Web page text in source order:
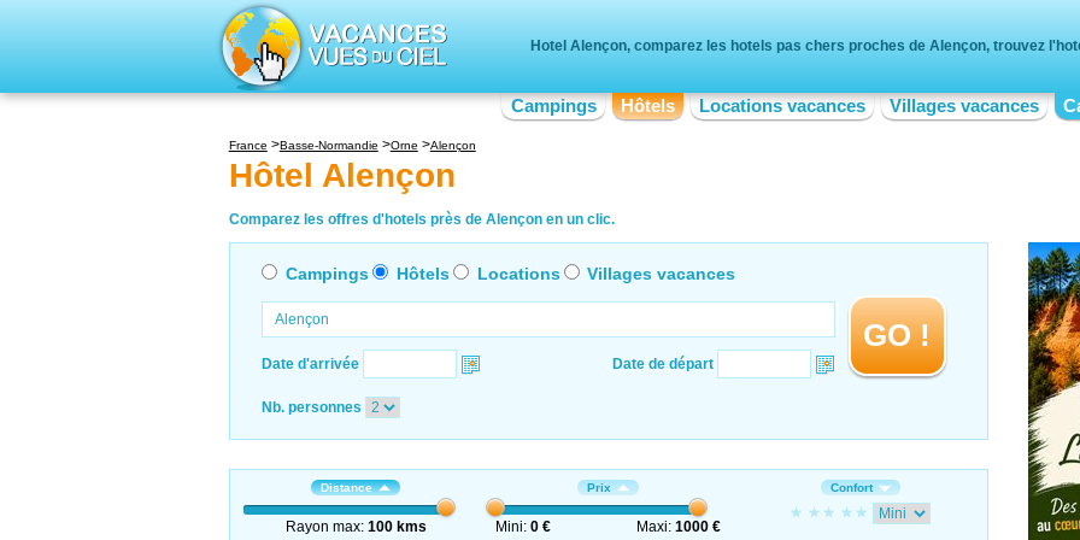
Hotel Alençon, comparez les hotels pas chers proches de Alençon, trouvez
Campings Hôtels Locations vacances Villages vacances
France Basse-Normandie Orne Alençon
Hôtel Alençon
Comparez les offres d'hotels près de Alençon en un clic.
Campings Hôtels Locations Villages vacances
Date d'arrivée Date de départ
GO !
Nb. personnes
Distance
Rayon max: 100 kms
Prix
Mini:0 € Maxi: 1000 €
Confort